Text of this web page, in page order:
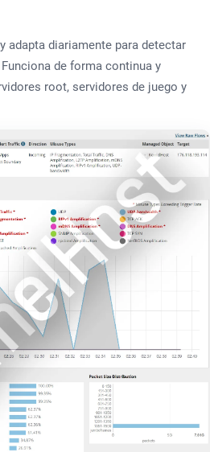
adapta diariamente para detectar
de forma continua y
root, servidores de juego y